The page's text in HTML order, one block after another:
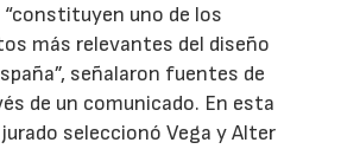
uno de los
más relevantes del diseño
señalaron fuentes de
de un comunicado. En esta
seleccionó Vega y Alter